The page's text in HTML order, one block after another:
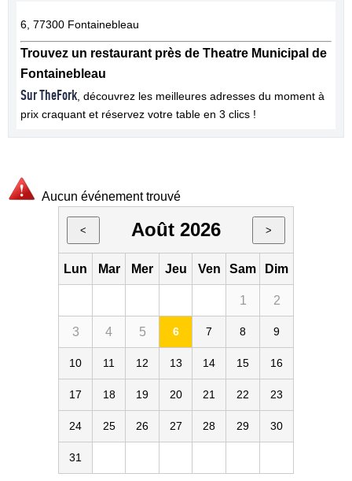
6, 77300 Fontainebleau
Trouvez un restaurant près de Theatre Municipal de
Fontainebleau
Sur TheFork , découvrez les meilleures adresses du moment à
prix craquant et réservez votre table en 3 clics !
Aucun événement trouvé
< Août 2026 >
Lun Mar Mer Jeu Ven Sam Dim
1 2
3 4 5 6 7 8 9
10 11 12 13 14 15 16
17 18 19 20 21 22 23
24 25 26 27 28 29 30
31